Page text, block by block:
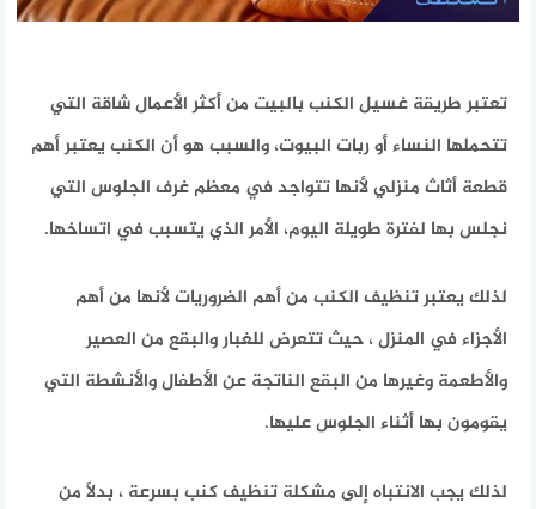
تعتبر طريقة غسيل الكنب بالبيت من أكثر الأعمال شاقة التي
تتحملها النساء أو ربات البيوت، والسبب هو أن الكنب يعتبر أهم
قطعة أثاث منزلي لأنها تتواجد في معظم غرف الجلوس التي
نجلس بها لفترة طويلة اليوم، الأمر الذي يتسبب في اتساخها.
لذلك يعتبر تنظيف الكنب من أهم الضروريات لأنها من أهم
الأجزاء في المنزل ، حيث تتعرض للغبار والبقع من العصير
والأطعمة وغيرها من البقع الناتجة عن الأطفال والأنشطة التي
يقومون بها أثناء الجلوس عليها.
لذلك يجب الانتباه إلى مشكلة تنظيف كنب بسرعة ، بدلاً من